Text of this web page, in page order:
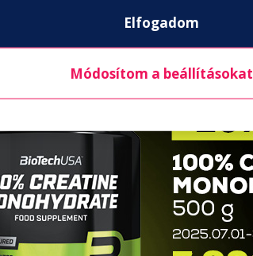
Elfogadom
Módosítom a beállításokat